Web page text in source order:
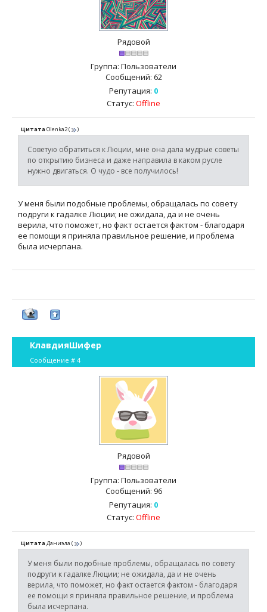
Рядовой
Группа: Пользователи
Сообщений: 62
Репутация: 0
Статус: Offline
ЦитатаOlenka2( )
Советую обратиться к Люции, мне она дала мудрые советы
по открытию бизнеса и даже направила в каком русле
нужно двигаться. О чудо - все получилось!
У меня были подобные проблемы, обращалась по совету
подруги к гадалке Люции; не ожидала, да и не очень
верила, что поможет, но факт остается фактом - благодаря
ее помощи я приняла правильное решение, и проблема
была исчерпана.
КлавдияШифер
Сообщение # 4
Рядовой
Группа: Пользователи
Сообщений: 96
Репутация: 0
Статус: Offline
ЦитатаДаниэла ( )
У меня были подобные проблемы, обращалась по совету
подруги к гадалке Люции; не ожидала, да и не очень
верила, что поможет, но факт остается фактом - благодаря
ее помощи я приняла правильное решение, и проблема
была исчерпана.